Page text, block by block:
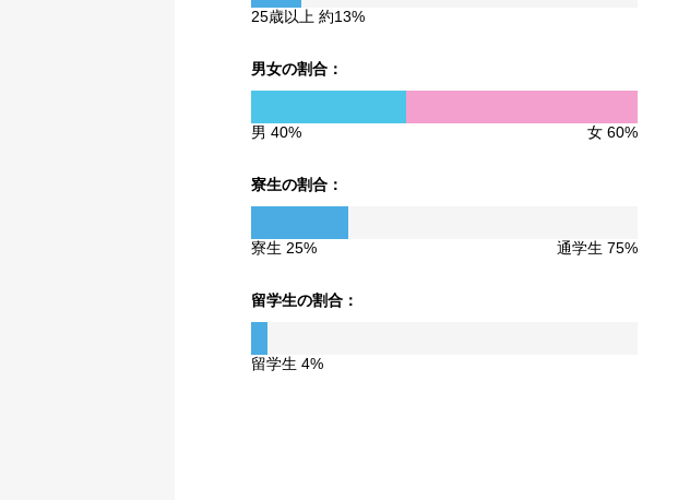
25歳以上 約13%
男女の割合：
男 40% 女 60%
寮生の割合：
寮生 25% 通学生 75%
留学生の割合：
留学生 4%